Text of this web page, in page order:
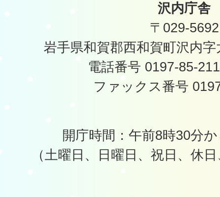
沢内庁舎
〒029-5692
岩手県和賀郡西和賀町沢内
電話番号 0197-85-
ファックス番号
開庁時間：午前8時30分
（土曜日、日曜日、祝日、休